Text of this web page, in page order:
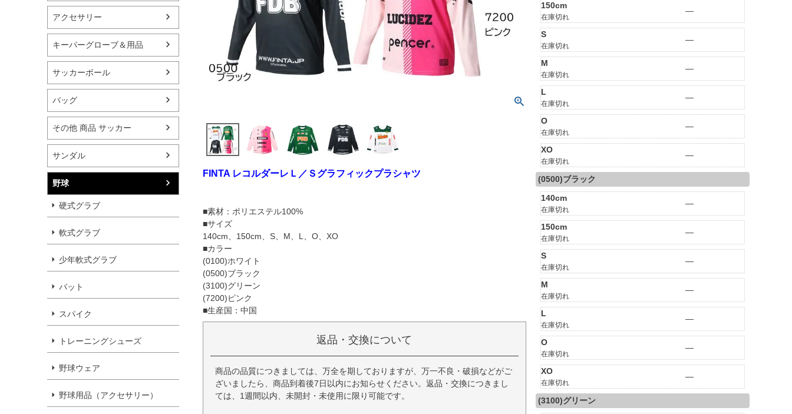
アクセサリー
キーパーグローブ＆用品
サッカーボール
バッグ
その他 商品 サッカー
サンダル
野球
硬式グラブ
軟式グラブ
少年軟式グラブ
バット
スパイク
トレーニングシューズ
野球ウェア
野球用品（アクセサリー）
FINTA レコルダーレＬ／Ｓグラフィックプラシャツ
■素材：ポリエステル100%
■サイズ
140cm、150cm、S、M、L、O、XO
■カラー
(0100)ホワイト
(0500)ブラック
(3100)グリーン
(7200)ピンク
■生産国：中国
返品・交換について
商品の品質につきましては、万全を期しておりますが、万一不良・破損などがご
ざいましたら、商品到着後7日以内にお知らせください。返品・交換につきまし
ては、1週間以内、未開封・未使用に限り可能です。
150cm
在庫切れ
—
S
在庫切れ
—
M
在庫切れ
—
L
在庫切れ
—
O
在庫切れ
—
XO
在庫切れ
—
(0500)ブラック
140cm
在庫切れ
—
150cm
在庫切れ
—
S
在庫切れ
—
M
在庫切れ
—
L
在庫切れ
—
O
在庫切れ
—
XO
在庫切れ
—
(3100)グリーン